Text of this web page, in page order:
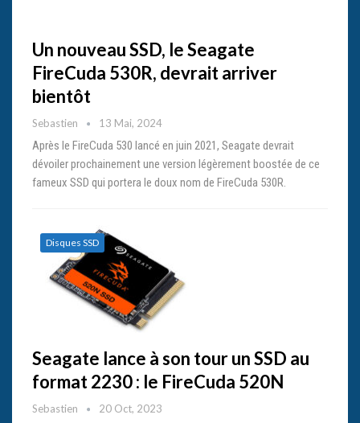
Un nouveau SSD, le Seagate
FireCuda 530R, devrait arriver
bientôt
Sebastien 13 Mai, 2024
Après le FireCuda 530 lancé en juin 2021, Seagate devrait
dévoiler prochainement une version légèrement boostée de ce
fameux SSD qui portera le doux nom de FireCuda 530R.
Disques SSD
Seagate lance à son tour un SSD au
format 2230 : le FireCuda 520N
Sebastien 20 Oct, 2023